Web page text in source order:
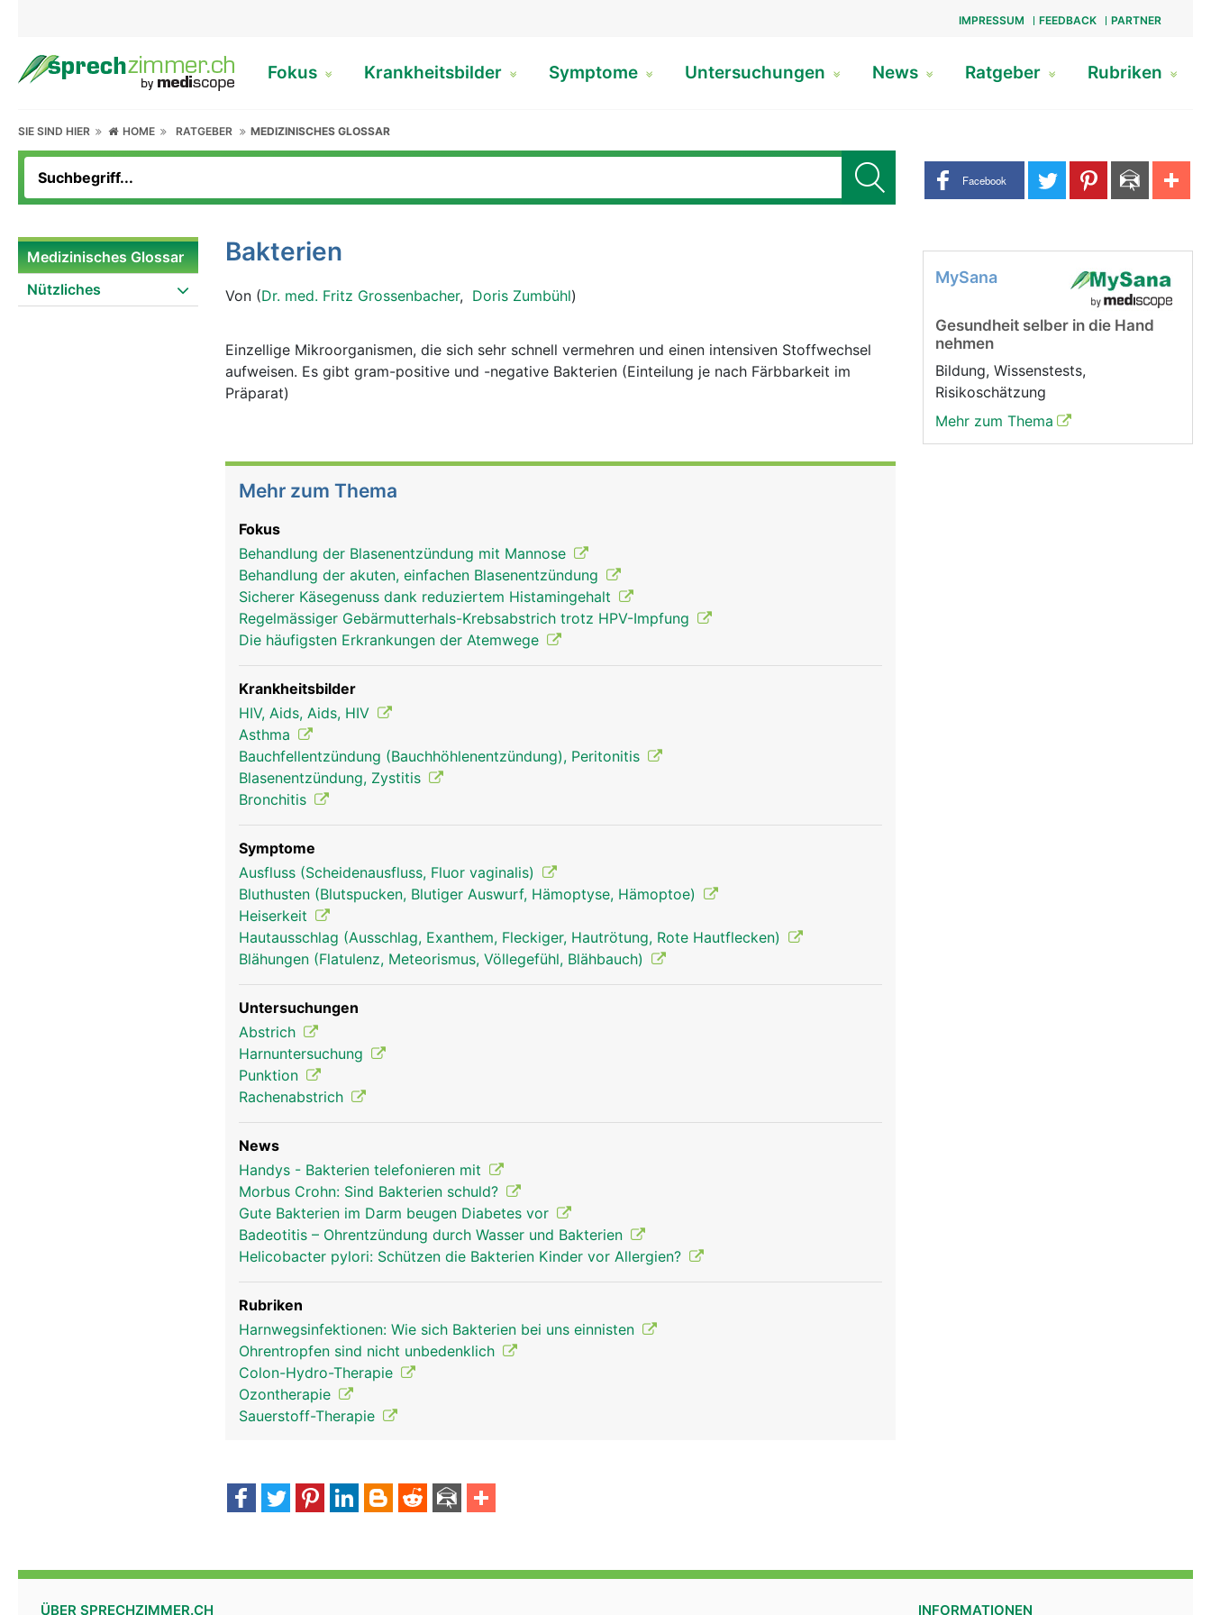
IMPRESSUM FEEDBACK PARTNER
Fokus Krankheitsbilder Symptome Untersuchungen News Ratgeber Rubriken
SIE SIND HIER HOME RATGEBER MEDIZINISCHES GLOSSAR
Share buttons
Facebook
Medizinisches Glossar
Nützliches
Bakterien
Von (Dr. med. Fritz Grossenbacher, Doris Zumbühl)
Einzellige Mikroorganismen, die sich sehr schnell vermehren und einen intensiven Stoffwechsel
aufweisen. Es gibt gram-positive und -negative Bakterien (Einteilung je nach Färbbarkeit im
Präparat)
Mehr zum Thema
Fokus
Behandlung der Blasenentzündung mit Mannose
Behandlung der akuten, einfachen Blasenentzündung
Sicherer Käsegenuss dank reduziertem Histamingehalt
Regelmässiger Gebärmutterhals-Krebsabstrich trotz HPV-Impfung
Die häufigsten Erkrankungen der Atemwege
Krankheitsbilder
HIV, Aids, Aids, HIV
Asthma
Bauchfellentzündung (Bauchhöhlenentzündung), Peritonitis
Blasenentzündung, Zystitis
Bronchitis
Symptome
Ausfluss (Scheidenausfluss, Fluor vaginalis)
Bluthusten (Blutspucken, Blutiger Auswurf, Hämoptyse, Hämoptoe)
Heiserkeit
Hautausschlag (Ausschlag, Exanthem, Fleckiger, Hautrötung, Rote Hautflecken)
Blähungen (Flatulenz, Meteorismus, Völlegefühl, Blähbauch)
Untersuchungen
Abstrich
Harnuntersuchung
Punktion
Rachenabstrich
News
Handys - Bakterien telefonieren mit
Morbus Crohn: Sind Bakterien schuld?
Gute Bakterien im Darm beugen Diabetes vor
Badeotitis – Ohrentzündung durch Wasser und Bakterien
Helicobacter pylori: Schützen die Bakterien Kinder vor Allergien?
Rubriken
Harnwegsinfektionen: Wie sich Bakterien bei uns einnisten
Ohrentropfen sind nicht unbedenklich
Colon-Hydro-Therapie
Ozontherapie
Sauerstoff-Therapie
MySana
Gesundheit selber in die Hand
nehmen
Bildung, Wissenstests,
Risikoschätzung
Mehr zum Thema
ÜBER SPRECHZIMMER.CH INFORMATIONEN